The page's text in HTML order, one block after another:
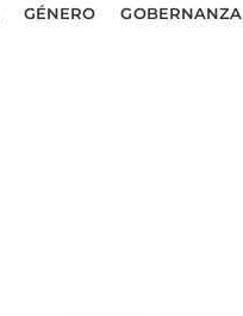
GÉNERO GOBERNANZA